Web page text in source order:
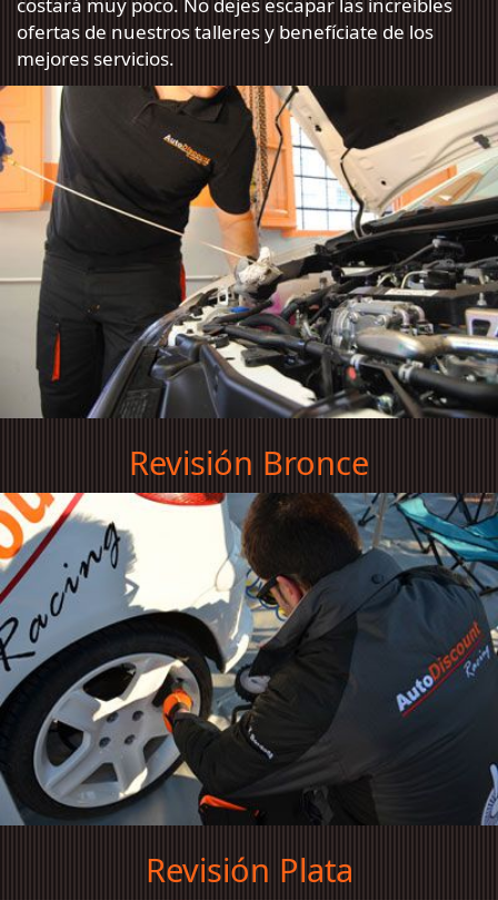
ofertas de nuestros talleres y benefíciate de los
mejores servicios.
Revisión Bronce
Revisión Plata